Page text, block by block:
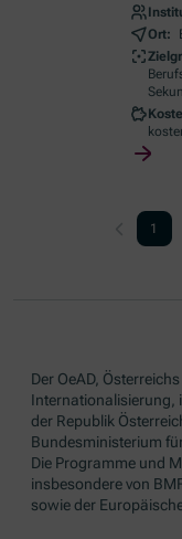
Ort:
1
Der OeAD,
Internationalisierung,
der Republik
Bundesministerium
Die Programme und
insbesondere von
sowie der